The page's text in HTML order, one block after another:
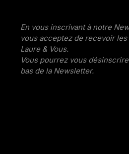
En vous inscrivant à notre
vous acceptez de recevoir les
Laure & Vous.
Vous pourrez vous
bas de la Newsletter.